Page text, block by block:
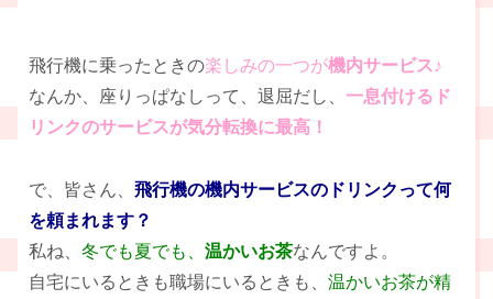
飛行機に乗ったときの楽しみの一つが機内サービス♪
なんか、座りっぱなしって、退屈だし、 一息付けるド
リンクのサービスが気分転換に最高！
で、皆さん、 飛行機の機内サービスのドリンクって何
を頼まれます？
私ね、 冬でも夏でも、 温かいお茶なんですよ。
自宅にいるときも職場にいるときも、 温かいお茶が精